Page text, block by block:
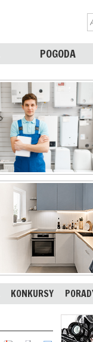
POGODA
KONKURSY